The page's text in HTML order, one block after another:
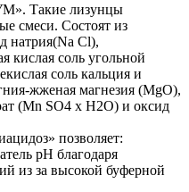
Такие лизунцы
смеси. Состоят из
натрия(Na Cl),
кислая соль угольной
соль кальция и
жженая магнезия (MgO),
(Mn SO4 x H2O) и оксид
позволяет:
рН благодаря
из за высокой буферной